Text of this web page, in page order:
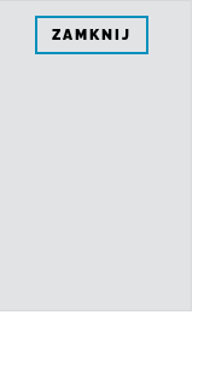
ZAMKNIJ